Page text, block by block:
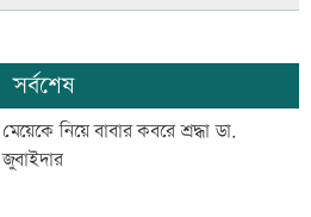
সর্বশেষ
মেয়েকে নিয়ে বাবার কবরে শ্রদ্ধা ডা.
জুবাইদার